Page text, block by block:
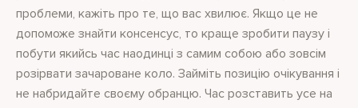
проблеми, кажіть про те, що вас хвилює. Якщо це не
допоможе знайти консенсус, то краще зробити паузу і
побути якийсь час наодинці з самим собою або зовсім
розірвати зачароване коло. Займіть позицію очікування і
не набридайте своєму обранцю. Час розставить усе на